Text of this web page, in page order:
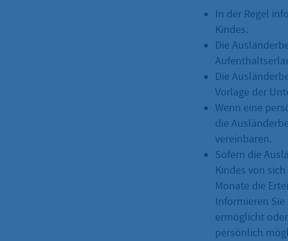
In der Regel
Kindes.
Die
Die
Vorlage der
Wenn eine
die
vereinbaren.
Sofern die
Kindes von
Monate die
Informieren
ermöglicht
persönlich